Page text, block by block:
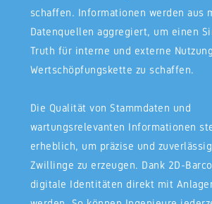
schaffen. Informationen werden aus
Datenquellen aggregiert, um einen
Truth für interne und externe
Wertschöpfungskette zu schaffen.
Die Qualität von Stammdaten und
wartungsrelevanten Informationen
erheblich, um präzise und
Zwillinge zu erzeugen. Dank 2D-
digitale Identitäten direkt mit